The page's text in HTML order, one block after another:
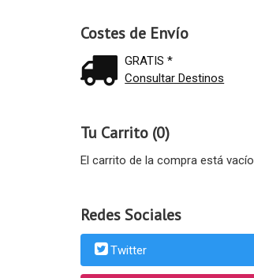
Costes de Envío
GRATIS *
Consultar Destinos
Tu Carrito (0)
El carrito de la compra está vacío
Redes Sociales
Twitter